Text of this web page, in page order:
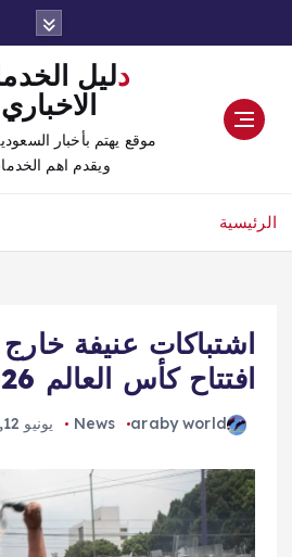
دليل الخدمات
الاخباري
موقع يهتم بأخبار
ويقدم اهم
الرئيسية
اشتباكات عنيفة خارج
افتتاح كأس العالم 2026
araby world
News يونيو 12, 2026